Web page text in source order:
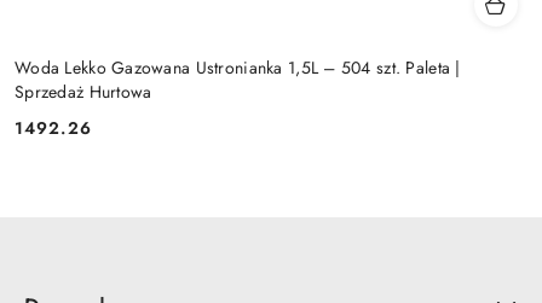
Woda Lekko Gazowana Ustronianka 1,5L – 504 szt. Paleta |
Sprzedaż Hurtowa
Cena:
1492.26